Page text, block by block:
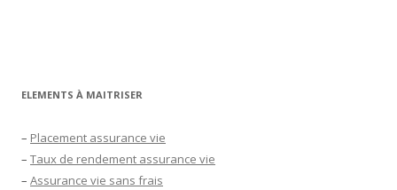
ELEMENTS À MAITRISER
– Placement assurance vie
– Taux de rendement assurance vie
– Assurance vie sans frais